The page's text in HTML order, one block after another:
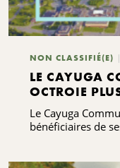
NON CLASSIFIÉ(E)
LE CAYUGA
OCTROIE
SUBVENTIONS
Le Cayuga
bénéficiaires de